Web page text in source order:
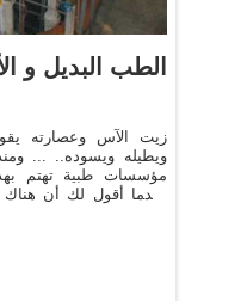
الطب البديل و
ويطيله ويسوده.. ...
مؤسسات طبية تهتم
عندما أقول لك أن